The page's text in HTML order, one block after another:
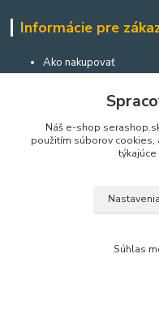
Informácie pre
Ako nakupovať
Zostante v kontakte
www.facebook.com/
www.instagram.com/
Dôležité informácie
Náš e-shop
použitím súborov cookies,
týkajúce
Nastavenia
Súhlas